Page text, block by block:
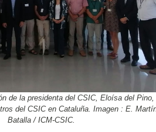
de la presidenta del CSIC, Eloísa del Pino,
del CSIC en Cataluña. Imagen : E.
Batalla / ICM-CSIC.